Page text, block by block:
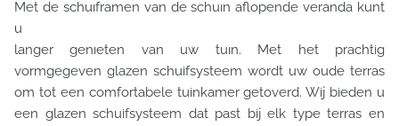
Met de schuıframen van de schuın aflopende veranda kunt
u
langer genıeten van uw tuın. Met het prachtig
vormgegeven glazen schuifsysteem wordt uw oude terras
om tot een comfortabele tuinkamer getoverd. Wij bieden u
een glazen schuifsysteem dat past bij elk type terras en